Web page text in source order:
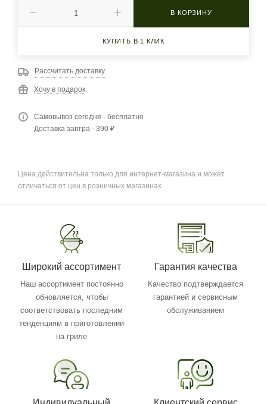
В КОРЗИНУ
КУПИТЬ В 1 КЛИК
Рассчитать доставку
Хочу в подарок
Самовывоз сегодня - бесплатно
Доставка завтра - 390 ₽
Цена действительна только для интернет-магазина и может
отличаться от цен в розничных магазинах
Широкий ассортимент
Наш ассортимент постоянно
обновляется, чтобы
соответствовать последним
тенденциям в приготовлении
на гриле
Гарантия качества
Качество подтверждается
гарантией и сервисным
обслуживанием